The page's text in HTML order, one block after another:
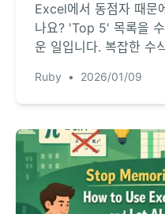
Excel에서 동점자 때문
나요? 'Top 5' 목록을
운 일입니다. 복잡한 수
를 생성하는 방법을 알아
Ruby • 2026/01/09